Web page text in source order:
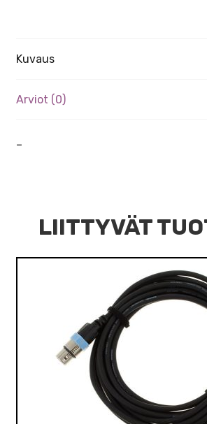
Kuvaus
Arviot (0)
–
LIITTYVÄT